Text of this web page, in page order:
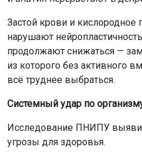
Застой крови и кислородное
нарушают
продолжают снижаться —
из которого без активного
всё труднее выбраться.
Системный удар по
Исследование ПНИПУ
угрозы для здоровья.